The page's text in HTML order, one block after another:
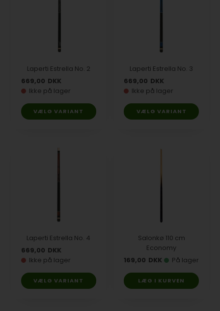
Laperti Estrella No. 2
669,00 DKK
Ikke på lager
VÆLG VARIANT
Laperti Estrella No. 3
669,00 DKK
Ikke på lager
VÆLG VARIANT
Laperti Estrella No. 4
669,00 DKK
Ikke på lager
VÆLG VARIANT
Salonkø 110 cm
Economy
169,00 DKK På lager